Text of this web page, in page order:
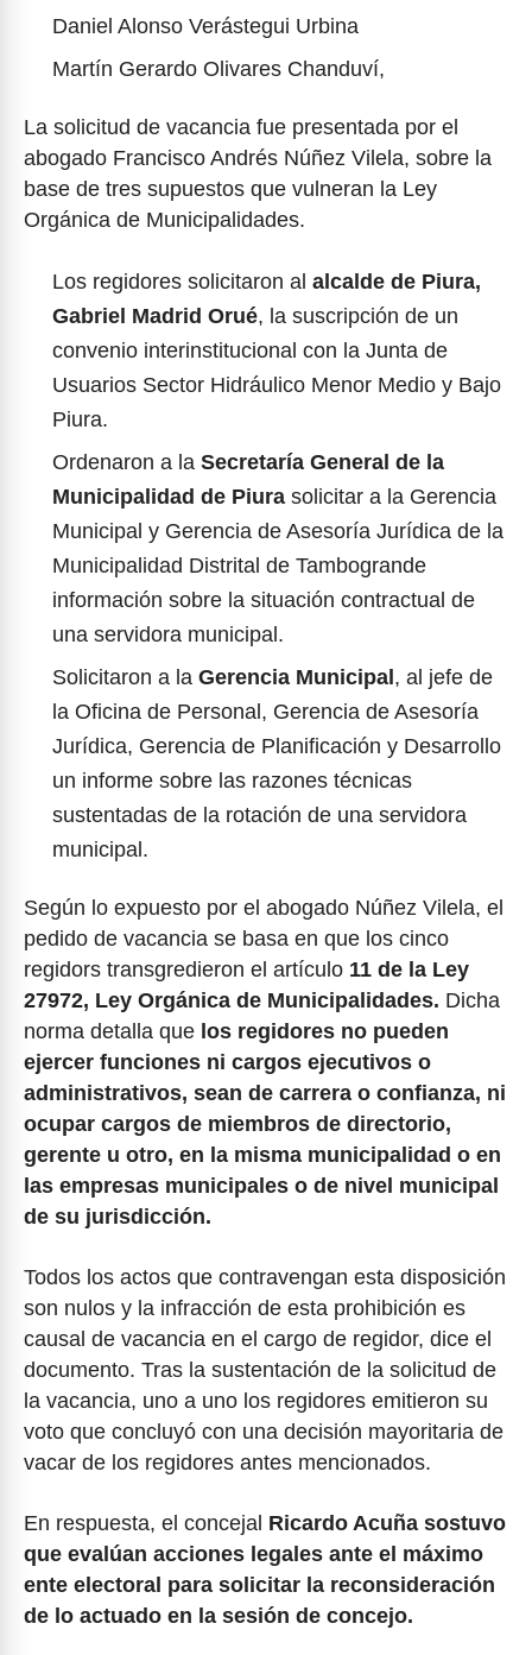
Daniel Alonso Verástegui Urbina
Martín Gerardo Olivares Chanduví,
La solicitud de vacancia fue presentada por el
abogado Francisco Andrés Núñez Vilela, sobre la
base de tres supuestos que vulneran la Ley
Orgánica de Municipalidades.
Los regidores solicitaron al alcalde de Piura,
Gabriel Madrid Orué, la suscripción de un
convenio interinstitucional con la Junta de
Usuarios Sector Hidráulico Menor Medio y Bajo
Piura.
Ordenaron a la Secretaría General de la
Municipalidad de Piura solicitar a la Gerencia
Municipal y Gerencia de Asesoría Jurídica de la
Municipalidad Distrital de Tambogrande
información sobre la situación contractual de
una servidora municipal.
Solicitaron a la Gerencia Municipal , al jefe de
la Oficina de Personal, Gerencia de Asesoría
Jurídica, Gerencia de Planificación y Desarrollo
un informe sobre las razones técnicas
sustentadas de la rotación de una servidora
municipal.
Según lo expuesto por el abogado Núñez Vilela, el
pedido de vacancia se basa en que los cinco
regidors transgredieron el artículo 11 de la Ley
27972, Ley Orgánica de Municipalidades. Dicha
norma detalla que los regidores no pueden
ejercer funciones ni cargos ejecutivos o
administrativos, sean de carrera o confianza, ni
ocupar cargos de miembros de directorio,
gerente u otro, en la misma municipalidad o en
las empresas municipales o de nivel municipal
de su jurisdicción.
Todos los actos que contravengan esta disposición
son nulos y la infracción de esta prohibición es
causal de vacancia en el cargo de regidor, dice el
documento. Tras la sustentación de la solicitud de
la vacancia, uno a uno los regidores emitieron su
voto que concluyó con una decisión mayoritaria de
vacar de los regidores antes mencionados.
En respuesta, el concejal Ricardo Acuña sostuvo
que evalúan acciones legales ante el máximo
ente electoral para solicitar la reconsideración
de lo actuado en la sesión de concejo.